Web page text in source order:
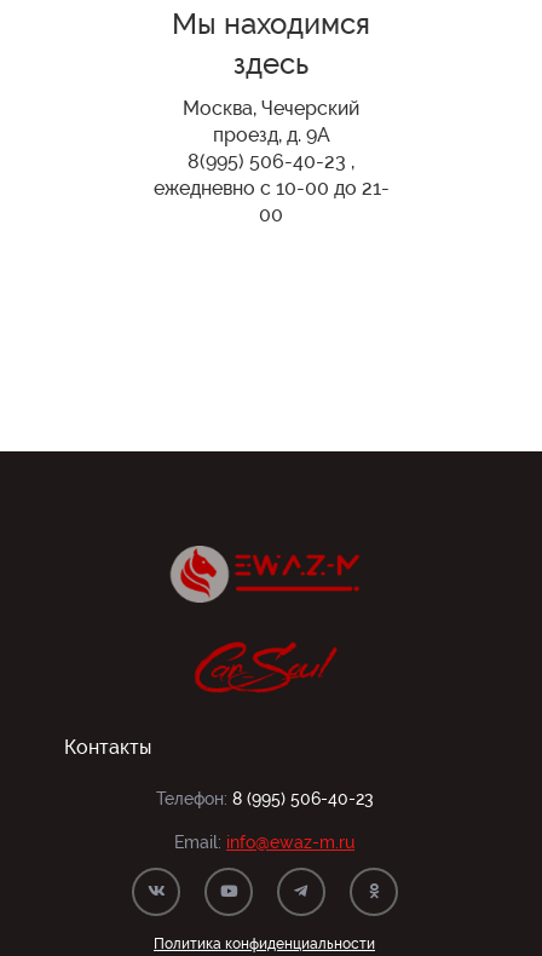
Мы находимся
здесь
Москва, Чечерский
проезд, д. 9А
8(995) 506-40-23 ,
ежедневно с 10-00 до 21-
00
Контакты
Телефон: 8 (995) 506-40-23
Email: info@ewaz-m.ru
Политика конфиденциальности